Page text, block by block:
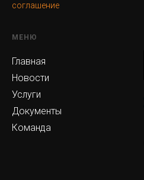
соглашение
МЕНЮ
Главная
Новости
Услуги
Документы
Команда